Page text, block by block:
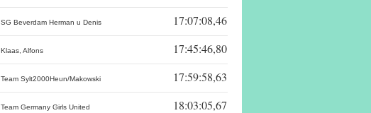
SG Beverdam Herman u Denis
17:07:08,46
Klaas, Alfons
17:45:46,80
Team Sylt2000Heun/Makowski
17:59:58,63
Team Germany Girls United
18:03:05,67